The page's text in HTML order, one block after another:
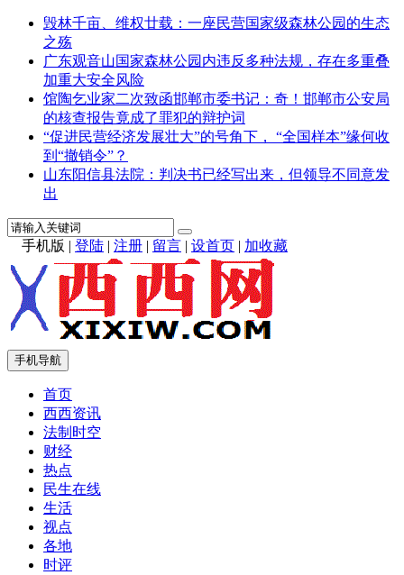
毁林千亩、维权廿载：一座民营国家级森林公园的生态
之殇
广东观音山国家森林公园内违反多种法规，存在多重叠
加重大安全风险
馆陶乞业家二次致函邯郸市委书记：奇！邯郸市公安局
的核查报告竟成了罪犯的辩护词
“促进民营经济发展壮大”的号角下， “全国样本”缘何收
到“撤销令”？
山东阳信县法院：判决书已经写出来，但领导不同意发
出
手机版 | 登陆 | 注册 | 留言 | 设首页 | 加收藏
手机导航
首页
西西资讯
法制时空
财经
热点
民生在线
生活
视点
各地
时评